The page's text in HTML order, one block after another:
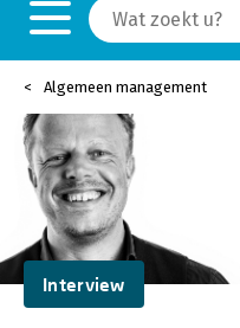
Algemeen management
Interview